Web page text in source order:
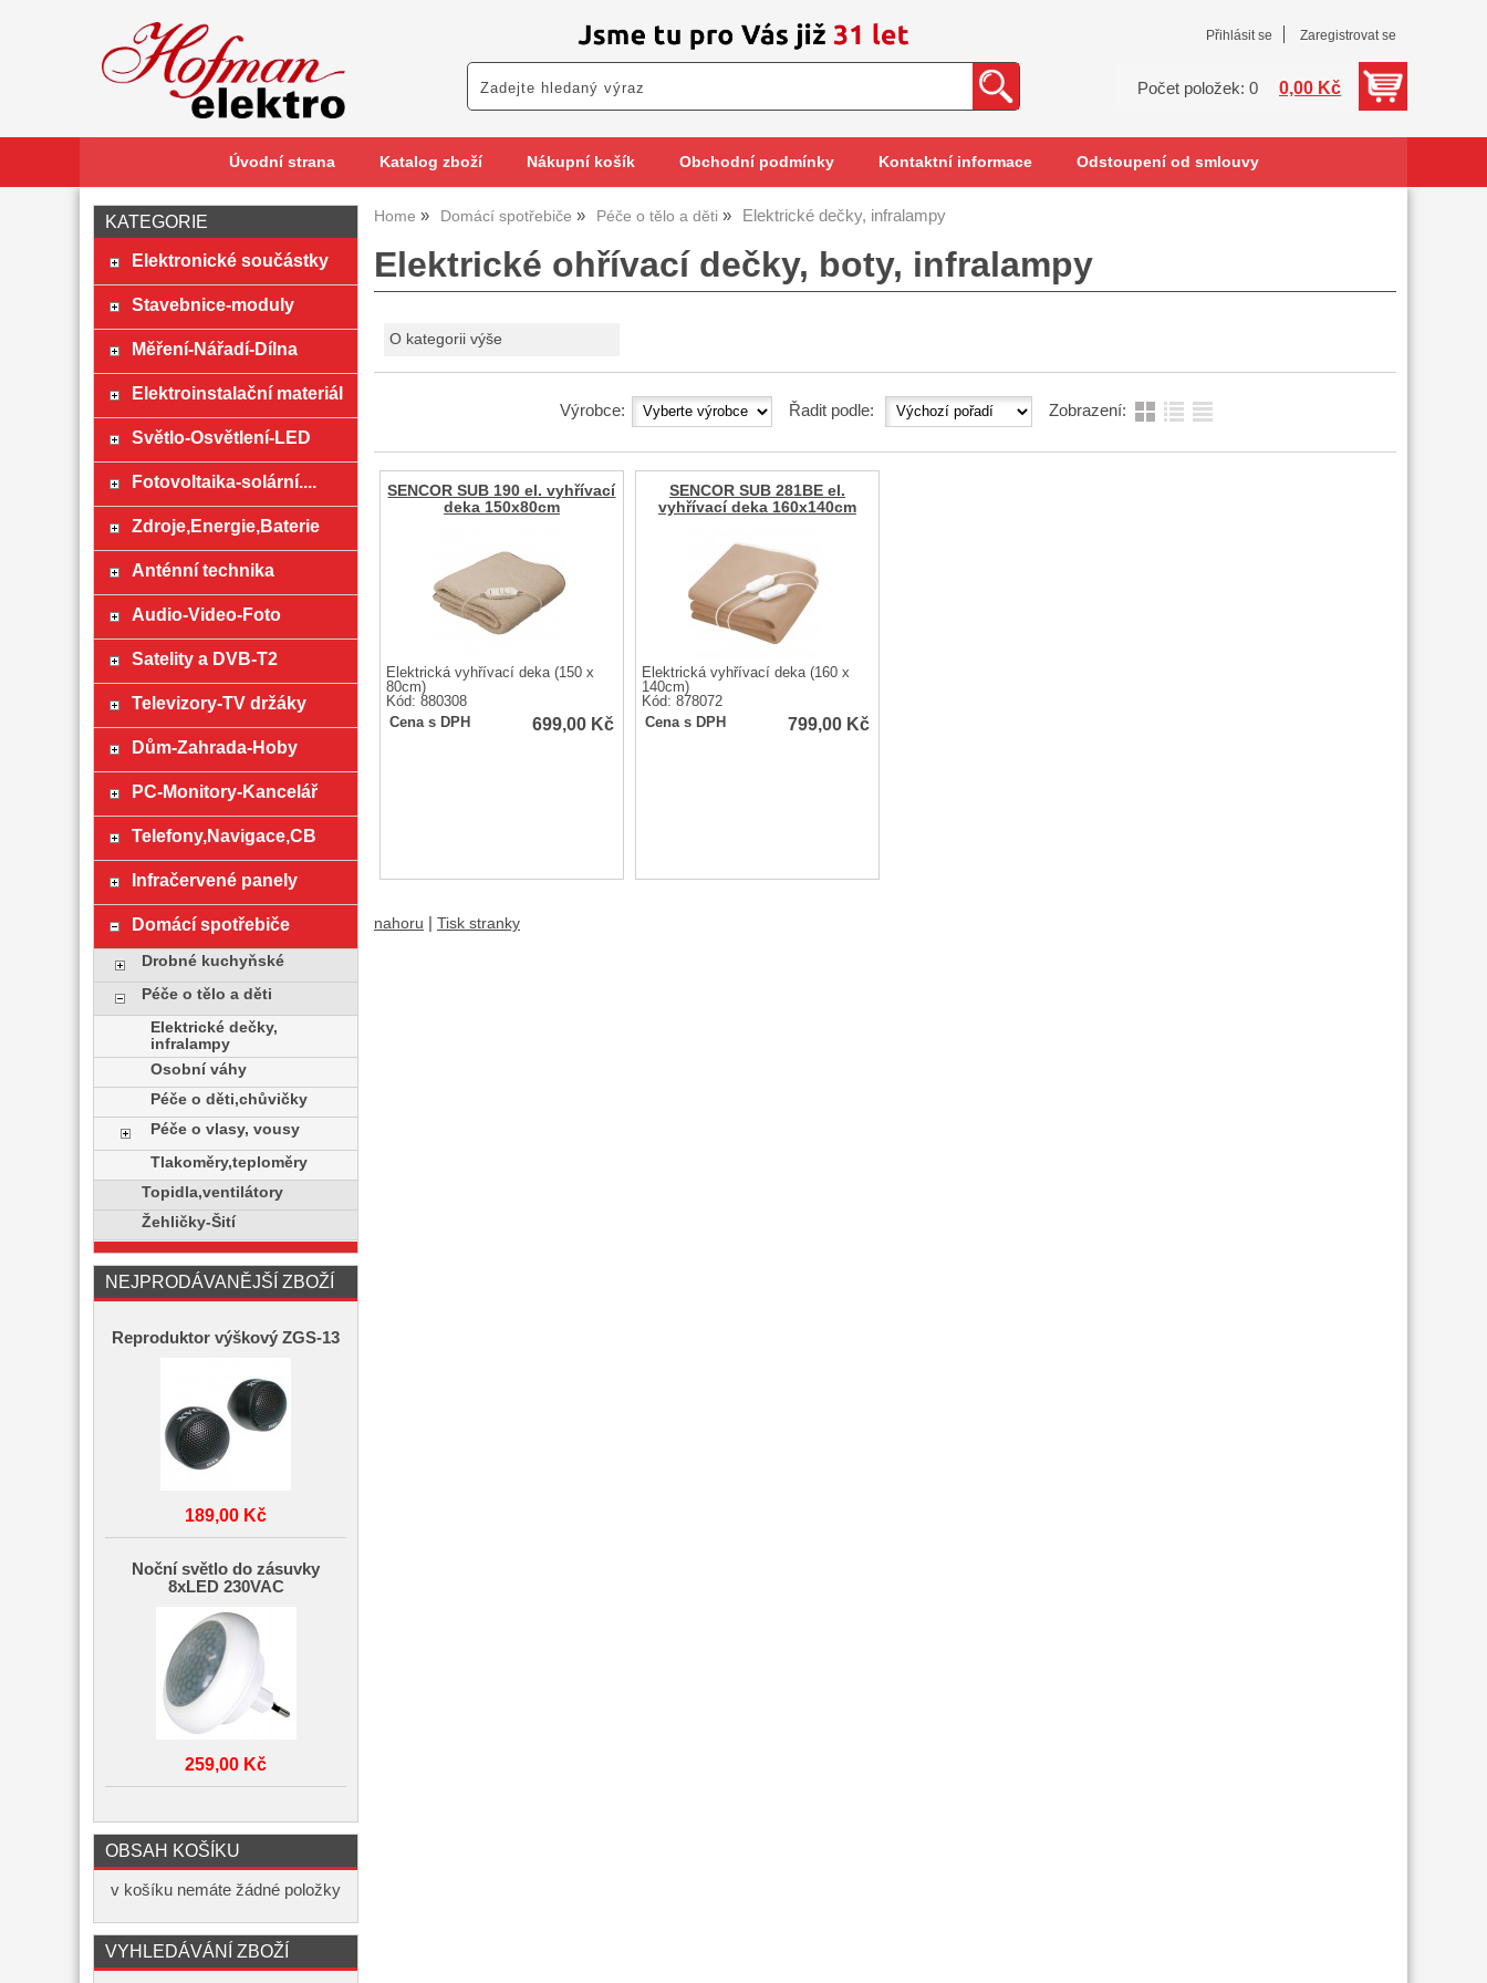
Přihlásit se Zaregistrovat se
Počet položek: 0 0,00 Kč
Úvodní strana Katalog zboží Nákupní košík Obchodní podmínky Kontaktní informace Odstoupení od smlouvy
Home Domácí spotřebiče Péče o tělo a děti Elektrické dečky, infralampy
Elektrické ohřívací dečky, boty, infralampy
O kategorii výše
Výrobce: Řadit podle: Zobrazení:
SENCOR SUB 190 el. vyhřívací
deka 150x80cm
Elektrická vyhřívací deka (150 x
80cm)
Kód: 880308
Cena s DPH
699,00 Kč
SENCOR SUB 281BE el.
vyhřívací deka 160x140cm
Elektrická vyhřívací deka (160 x
140cm)
Kód: 878072
Cena s DPH
799,00 Kč
nahoru Tisk stranky
KATEGORIE
Elektronické součástky
Stavebnice-moduly
Měření-Nářadí-Dílna
Elektroinstalační materiál
Světlo-Osvětlení-LED
Fotovoltaika-solární....
Zdroje,Energie,Baterie
Anténní technika
Audio-Video-Foto
Satelity a DVB-T2
Televizory-TV držáky
Dům-Zahrada-Hoby
PC-Monitory-Kancelář
Telefony,Navigace,CB
Infračervené panely
Domácí spotřebiče
Drobné kuchyňské
Péče o tělo a děti
Elektrické dečky,
infralampy
Osobní váhy
Péče o děti,chůvičky
Péče o vlasy, vousy
Tlakoměry,teploměry
Topidla,ventilátory
Žehličky-Šití
NEJPRODÁVANĚJŠÍ ZBOŽÍ
Reproduktor výškový ZGS-13
189,00 Kč
Noční světlo do zásuvky
8xLED 230VAC
259,00 Kč
OBSAH KOŠÍKU
v košíku nemáte žádné položky
VYHLEDÁVÁNÍ ZBOŽÍ